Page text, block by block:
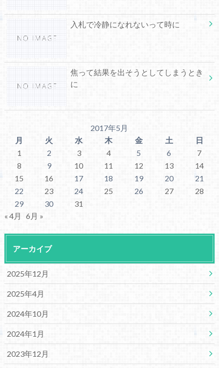
入札で冷静になれないって時に
焦って結果を出そうとしてしまうとき
に
2017年5月
月
火 水 木 金 土
日
1
2 3 4 5 6
7
8
9 10 11 12 13
14
15
16 17 18 19 20
21
22
23 24 25 26 27
28
29
30
31
« 4月
6月 »
アーカイブ
2025年12月
2025年4月
2024年10月
2024年1月
2023年12月